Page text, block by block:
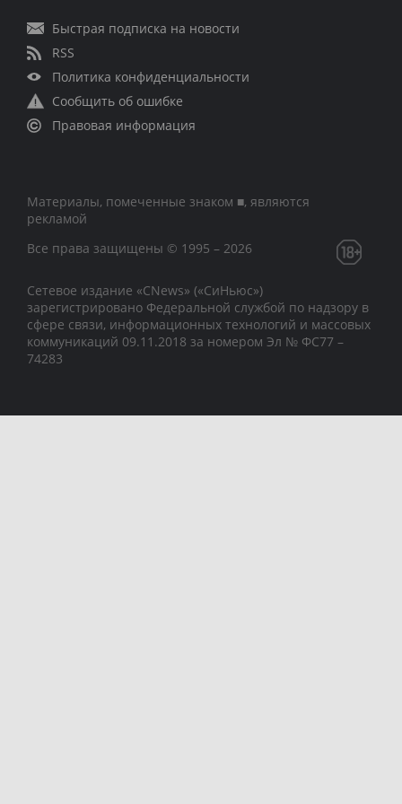
Быстрая подписка на новости
RSS
Политика конфиденциальности
Сообщить об ошибке
Правовая информация
Материалы, помеченные знаком ■, являются
рекламой
Все права защищены © 1995 – 2026
Сетевое издание «CNews» («СиНьюс»)
зарегистрировано Федеральной службой по надзору в
сфере связи, информационных технологий и массовых
коммуникаций 09.11.2018 за номером Эл № ФС77 –
74283